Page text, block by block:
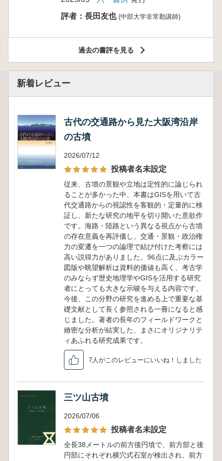
評者：長田友也 (中部大学非常勤講師)
過去の書評を見る
新着レビュー
古代の交通路から見た大阪湾沿岸
の古墳
2026/07/12
投稿者名未設定
従来、古墳の景観や立地は定性的に論じられ
ることが多かった中、本書はGISを用いて古
代交通路からの視認性を客観的・定量的に検
証し、新たな研究の地平を切り開いた意欲作
です。海路・陸路という異なる視点から古墳
の存在意義を再評価し、交通・景観・政治権
力の変遷を一つの論理で結び付けた考察には
高い説得力がありました。96点に及ぶカラー
図版や眺望解析は資料的価値も高く、考古学
のみならず歴史地理学やGISを活用する研究
者にとっても大きな示唆を与える内容です。
今後、この分野の研究を進める上で重要な基
礎文献として長く参照される一冊になると感
じました。著者の長年のフィールドワークと
緻密な分析が結実した、まさにオリジナリテ
ィあふれる研究成果です。
7人がこのレビューにいいね！しました
三ツ山古墳
2026/07/06
投稿者名未設定
全長38メートルの前方後円墳で、前方部と後
円部にそれぞれ横穴式石室が検出され、前方